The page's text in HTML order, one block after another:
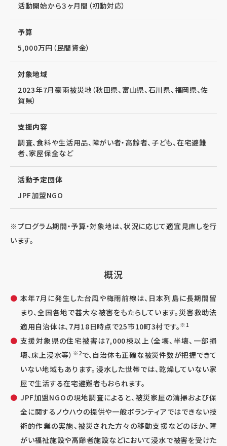
活動開始から３ヶ月間（初動対応）
予算
5,000万円（民間資金）
対象地域
2023年7月豪雨被災地（秋田県、富山県、石川県、福岡県、佐
賀県）
支援内容
調査、食料や生活用品、障がい者・高齢者、子ども、在宅避難
者、家屋保全など
活動予定団体
JPF加盟NGO
※プログラム期間・予算・対象地は、状況に応じて適宜見直しを行
います。
概況
本年7月に発生した台風や梅雨前線は、日本列島に長期間留
まり、全国各地で甚大な被害をもたらしています。災害救助法
適用自治体は、7月18日時点で25市10町3村です。 ※1
支援対象県の住宅被害は7,000棟以上（全壊、半壊、一部損
壊、床上浸水等） ※2で、自治体も正確な被災件数が把握できて
いない地域もあります。浸水した世帯では、乾燥していない家
屋で生活する在宅避難者もおられます。
JPF加盟NGOの現地調査によると、被災家屋の清掃および保
全に関するノウハウの提供や一般ボランティアではできない技
術的作業の実施、被災された方々の移動支援などのほか、障
がい福祉施設や高齢者施設などにおいて浸水で被害を受けた